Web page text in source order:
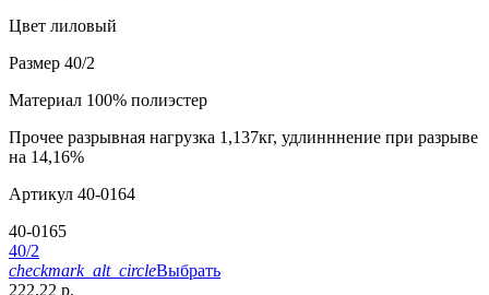
Цвет лиловый
Размер 40/2
Материал 100% полиэстер
Прочее разрывная нагрузка 1,137кг, удлинннение при разрыве
на 14,16%
Артикул 40-0164
40-0165
40/2
checkmark_alt_circleВыбрать
222.22 р.